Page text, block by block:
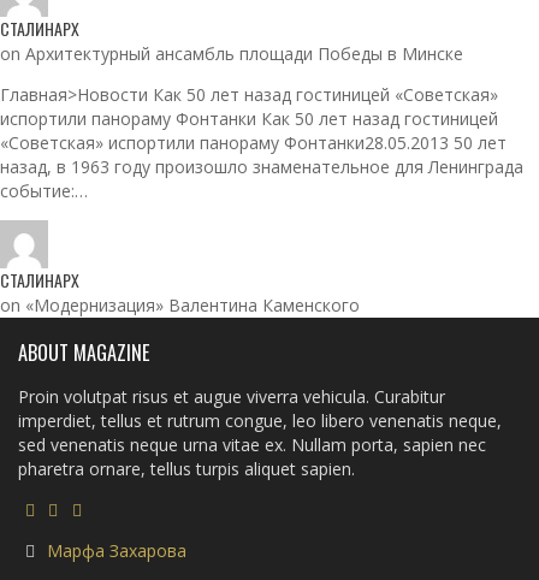
СТАЛИНАРХ
on Архитектурный ансамбль площади Победы в Минске
Главная>Новости Как 50 лет назад гостиницей «Советская»
испортили панораму Фонтанки Как 50 лет назад гостиницей
«Советская» испортили панораму Фонтанки28.05.2013 50 лет
назад, в 1963 году произошло знаменательное для Ленинграда
событие:…
СТАЛИНАРХ
on «Модернизация» Валентина Каменского
ABOUT MAGAZINE
Proin volutpat risus et augue viverra vehicula. Curabitur
imperdiet, tellus et rutrum congue, leo libero venenatis neque,
sed venenatis neque urna vitae ex. Nullam porta, sapien nec
pharetra ornare, tellus turpis aliquet sapien.
Марфа Захарова